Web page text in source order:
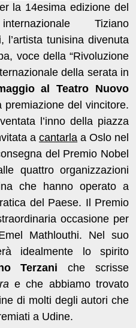
la 14esima edizione del
Tiziano
, l’artista tunisina divenuta
voce della “Rivoluzione
della serata in
al Teatro Nuovo
del vincitore.
l’inno della piazza
acantarla a Oslo nel
del Premio Nobel
quattro organizzazioni
che hanno operato a
del Paese. Il Premio
occasione per
Mathlouthi. Nel suo
idealmente lo spirito
Terzani che scrisse
e che abbiamo trovato
di molti degli autori che
a Udine.